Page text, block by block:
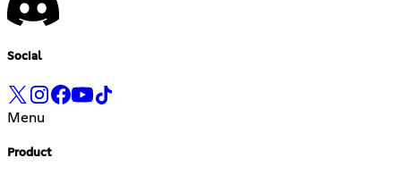
Social
Menu
Product